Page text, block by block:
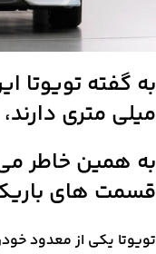
میلی متری دارند،
به همین خاطر می
قسمت های باریک
تویوتا یکی از معدود